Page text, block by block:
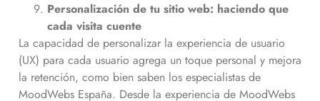
Personalización de tu sitio web: haciendo que
cada visita cuente
La capacidad de personalizar la experiencia de usuario
(UX) para cada usuario agrega un toque personal y mejora
la retención, como bien saben los especialistas de
MoodWebs España. Desde la experiencia de MoodWebs